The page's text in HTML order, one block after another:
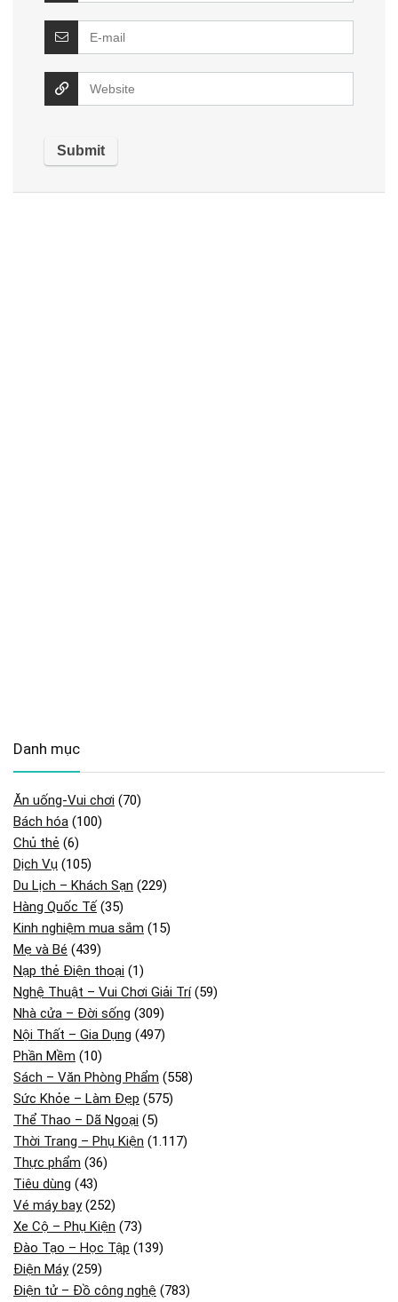
Danh mục
Ăn uống-Vui chơi (70)
Bách hóa (100)
Chủ thẻ (6)
Dịch Vụ (105)
Du Lịch – Khách Sạn (229)
Hàng Quốc Tế (35)
Kinh nghiệm mua sắm (15)
Mẹ và Bé (439)
Nạp thẻ Điện thoại (1)
Nghệ Thuật – Vui Chơi Giải Trí(59)
Nhà cửa – Đời sống (309)
Nội Thất – Gia Dụng (497)
Phần Mềm (10)
Sách – Văn Phòng Phẩm (558)
Sức Khỏe – Làm Đẹp (575)
Thể Thao – Dã Ngoại (5)
Thời Trang – Phụ Kiện (1.117)
Thực phẩm (36)
Tiêu dùng (43)
Vé máy bay(252)
Xe Cộ – Phụ Kiện (73)
Đào Tạo – Học Tập (139)
Điện Máy(259)
Điện tử – Đồ công nghệ (783)